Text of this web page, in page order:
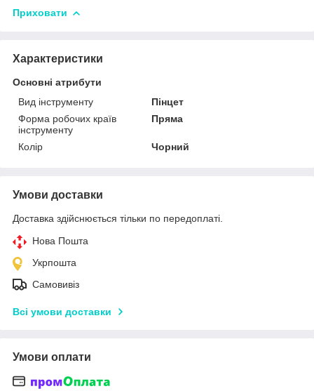
Приховати
Характеристики
Основні атрибути
Вид інструменту
Пінцет
Форма робочих країв
інструменту
Пряма
Колір Чорний
Умови доставки
Доставка здійснюється тільки по передоплаті.
Нова Пошта
Укрпошта
Самовивіз
Всі умови доставки
Умови оплати